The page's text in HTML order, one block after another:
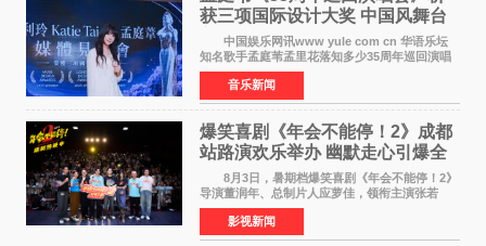
获三项国际设计大奖 中国风舞台
美学获全球认可
中国娱乐网讯www yule com cn 华语乐坛
知名歌手孟庭苇孟里花落知多少35周年巡回演唱
会再传喜讯。该演唱会先后荣获美国MUSE
Creative Awards白金奖（Platinum Winner）、
英国London Design
音乐新闻
爆笑喜剧《年会不能停！2》成都
站路演欢乐举办 幽默走心引爆全
场共鸣
8月3日，暑期档爆笑喜剧《年会不能停！2》
导演董润年、总制片人应萝佳，领衔主演张若
昀、白客，惊喜出演庄达菲，特别主演孙艺洲，
特别出演田雨，友情出演欧阳奋强出席成都路
演，与观众近距离互
影视新闻